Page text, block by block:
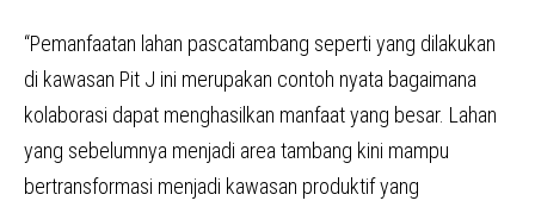
“Pemanfaatan lahan pascatambang seperti yang dilakukan
di kawasan Pit J ini merupakan contoh nyata bagaimana
kolaborasi dapat menghasilkan manfaat yang besar. Lahan
yang sebelumnya menjadi area tambang kini mampu
bertransformasi menjadi kawasan produktif yang